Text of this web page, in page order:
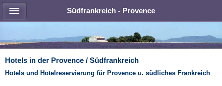
Südfrankreich - Provence
Hotels in der Provence / Südfrankreich
Hotels und Hotelreservierung für Provence u. südliches Frankreich